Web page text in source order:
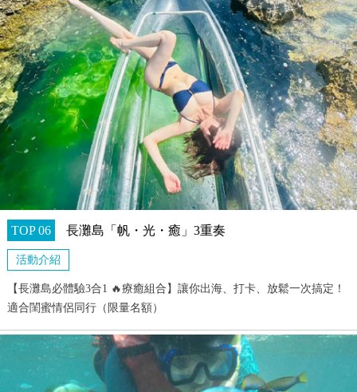
TOP 06 長灘島「帆・光・癒」3重奏
活動介紹
【長灘島必體驗3合1 🔥療癒組合】讓你出海、打卡、放鬆一次搞定！
適合閨蜜情侶同行（限量名額）